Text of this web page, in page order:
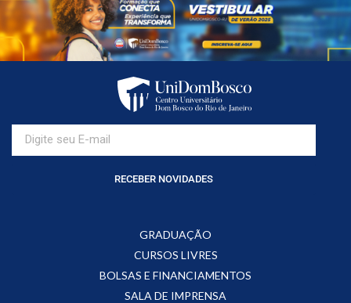
RECEBER NOVIDADES
GRADUAÇÃO
CURSOS LIVRES
BOLSAS E FINANCIAMENTOS
SALA DE IMPRENSA